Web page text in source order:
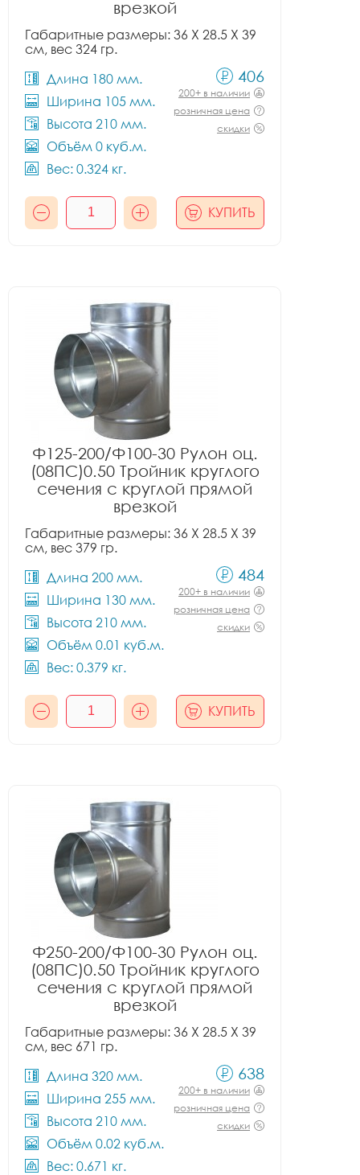
врезкой
Габаритные размеры: 36 X 28.5 X 39
см, вес 324 гр.
Длина 180 мм.
Ширина 105 мм.
Высота 210 мм.
Объём 0 куб.м.
Вес: 0.324 кг.
406
200+ в наличии
розничная цена
скидки
КУПИТЬ
Ф125-200/Ф100-30 Рулон оц.
(08ПС)0.50 Тройник круглого
сечения с круглой прямой
врезкой
Габаритные размеры: 36 X 28.5 X 39
см, вес 379 гр.
Длина 200 мм.
Ширина 130 мм.
Высота 210 мм.
Объём 0.01 куб.м.
Вес: 0.379 кг.
484
200+ в наличии
розничная цена
скидки
КУПИТЬ
Ф250-200/Ф100-30 Рулон оц.
(08ПС)0.50 Тройник круглого
сечения с круглой прямой
врезкой
Габаритные размеры: 36 X 28.5 X 39
см, вес 671 гр.
Длина 320 мм.
Ширина 255 мм.
Высота 210 мм.
Объём 0.02 куб.м.
Вес: 0.671 кг.
638
200+ в наличии
розничная цена
скидки